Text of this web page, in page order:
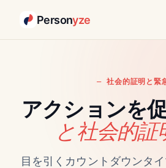
Personyze
社会的証明と緊
アクションを
と社会的証
目を引くカウントダウンタ